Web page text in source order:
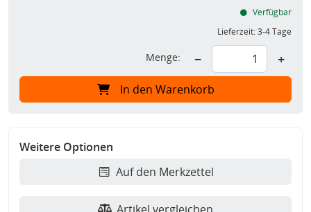
Verfügbar
Lieferzeit:3-4 Tage
Menge: − +
In den Warenkorb
Weitere Optionen
Auf den Merkzettel